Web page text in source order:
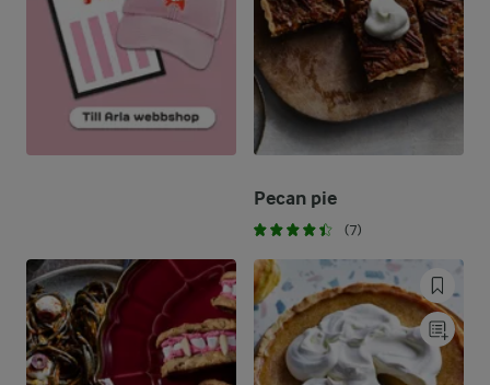
Pecan pie
(7)